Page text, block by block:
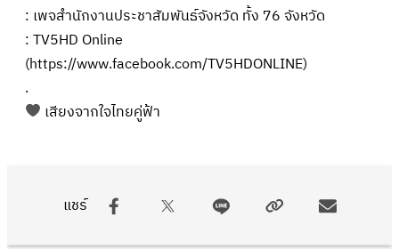
แชร์
: เพจสำนักงานประชาสัมพันธ์จังหวัด ทั้ง 76 จังหวัด
: TV5HD Online
(https://www.facebook.com/TV5HDONLINE)
.
เสียงจากใจไทยคู่ฟ้า